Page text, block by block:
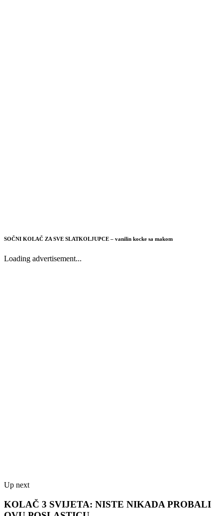
SOČNI KOLAČ ZA SVE SLATKOLJUPCE – vanilin kocke sa makom
Loading advertisement...
Up next
KOLAČ 3 SVIJETA: NISTE NIKADA PROBALI